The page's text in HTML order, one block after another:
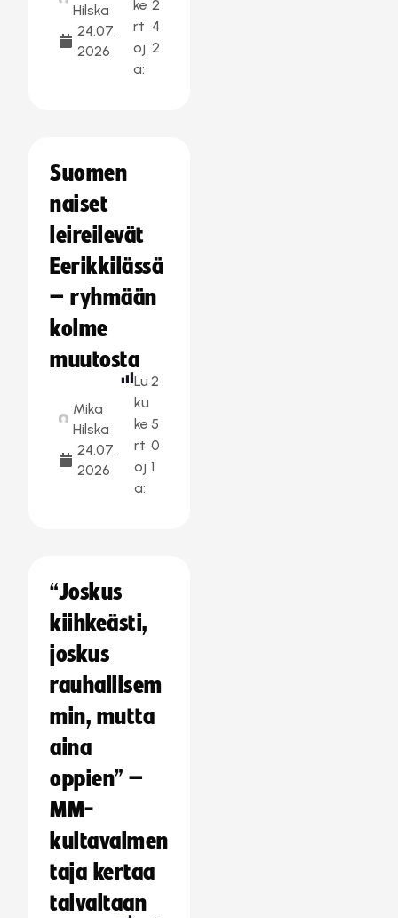
Hilska
24.07.
2026
ke
rt
oj
a:
2
4
2
Suomen
naiset
leireilevät
Eerikkilässä
– ryhmään
kolme
muutosta
Mika
Hilska
24.07.
2026
Lu
ku
ke
rt
oj
a:
2
5
0
1
“Joskus
kiihkeästi,
joskus
rauhallisem
min, mutta
aina
oppien” –
MM-
kultavalmen
taja kertaa
taivaltaan